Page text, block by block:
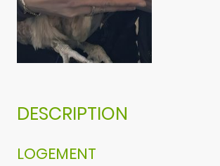
DESCRIPTION
LOGEMENT